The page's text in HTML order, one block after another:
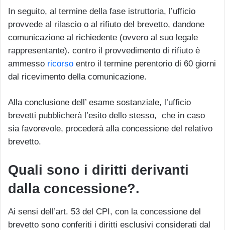
In seguito, al termine della fase istruttoria, l’ufficio
provvede al rilascio o al rifiuto del brevetto, dandone
comunicazione al richiedente (ovvero al suo legale
rappresentante). contro il provvedimento di rifiuto è
ammesso ricorso entro il termine perentorio di 60 giorni
dal ricevimento della comunicazione.
Alla conclusione dell’ esame sostanziale, l’ufficio
brevetti pubblicherà l’esito dello stesso, che in caso
sia favorevole, procederà alla concessione del relativo
brevetto.
Quali sono i diritti derivanti
dalla concessione?.
Ai sensi dell’art. 53 del CPI, con la concessione del
brevetto sono conferiti i diritti esclusivi considerati dal